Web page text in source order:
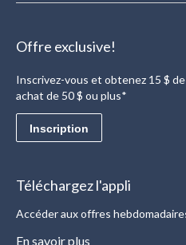
Offre exclusive!
Inscrivez-vous et obtenez 15 $
achat de 50 $ ou plus*
Inscription
Téléchargez l'appli
Accéder aux offres
En savoir plus